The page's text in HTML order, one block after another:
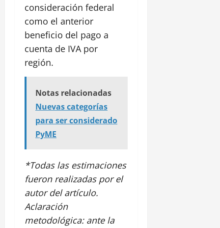
consideración federal
como el anterior
beneficio del pago a
cuenta de IVA por
región.
Notas relacionadas
Nuevas categorías
para ser considerado
PyME
*Todas las estimaciones
fueron realizadas por el
autor del artículo.
Aclaración
metodológica: ante la